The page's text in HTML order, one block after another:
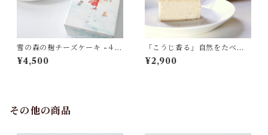
雪の森の麹チーズケーキ -４種
つめ合わせBOX-
¥4,500
「こうじ香る」自然をたべる
¥2,900
その他の商品